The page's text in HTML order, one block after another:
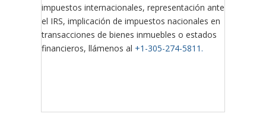
impuestos internacionales, representación ante
el IRS, implicación de impuestos nacionales en
transacciones de bienes inmuebles o estados
financieros, llámenos al +1-305-274-5811.